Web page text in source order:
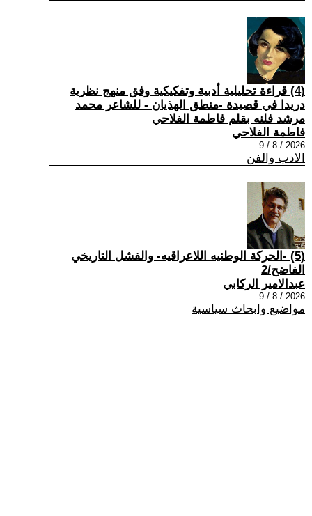
(4) قراءة تحليلية أدبية وتفكيكية وفق منهج نظرية
دريدا في قصيدة -منطق الهذيان - للشاعر محمد
مرشد فلنه بقلم فاطمة الفلاحي
فاطمة الفلاحي
2026 / 8 / 9
الادب والفن
(5) -الحركة الوطنيه اللاعراقيه- والفشل التاريخي
الفاضح/2
عبدالامير الركابي
2026 / 8 / 9
مواضيع وابحاث سياسية